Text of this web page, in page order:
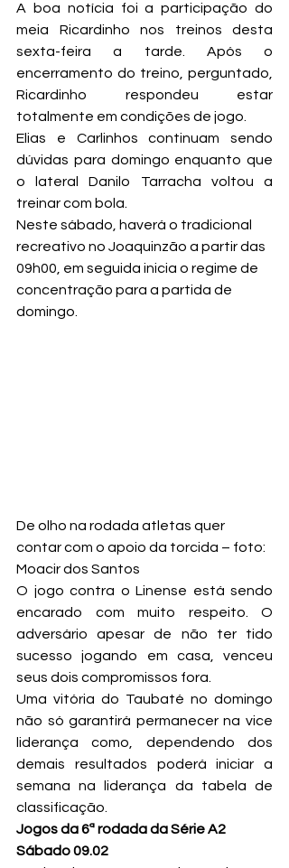
A boa notícia foi a participação do
meia Ricardinho nos treinos desta
sexta-feira a tarde. Após o
encerramento do treino, perguntado,
Ricardinho respondeu estar
totalmente em condições de jogo.
Elias e Carlinhos continuam sendo
dúvidas para domingo enquanto que
o lateral Danilo Tarracha voltou a
treinar com bola.
Neste sábado, haverá o tradicional
recreativo no Joaquinzão a partir das
09h00, em seguida inicia o regime de
concentração para a partida de
domingo.
De olho na rodada atletas quer
contar com o apoio da torcida – foto:
Moacir dos Santos
O jogo contra o Linense está sendo
encarado com muito respeito. O
adversário apesar de não ter tido
sucesso jogando em casa, venceu
seus dois compromissos fora.
Uma vitória do Taubaté no domingo
não só garantirá permanecer na vice
liderança como, dependendo dos
demais resultados poderá iniciar a
semana na liderança da tabela de
classificação.
Jogos da 6ª rodada da Série A2
Sábado 09.02